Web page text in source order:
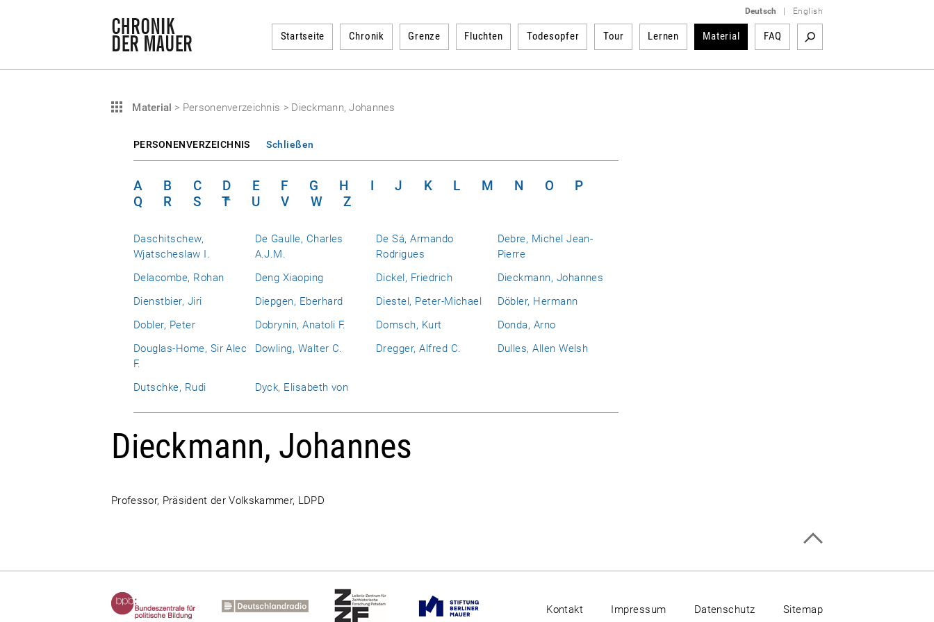
Deutsch English
Startseite Chronik Grenze Fluchten Todesopfer Tour Lernen Material FAQ
Material > Personenverzeichnis > Dieckmann, Johannes
PERSONENVERZEICHNIS Schließen
A B C D E F G H I J K L M N O
P
Q
R S T U V W Z
Daschitschew,
Wjatscheslaw I.
De Gaulle, Charles
A.J.M.
De Sá, Armando
Rodrigues
Debre, Michel Jean-
Pierre
Delacombe, Rohan
Deng Xiaoping Dickel, Friedrich
Dieckmann, Johannes
Dienstbier, Jiri
Diepgen, Eberhard Diestel, Peter-Michael
Döbler, Hermann
Dobler, Peter
Dobrynin, Anatoli F. Domsch, Kurt
Donda, Arno
Douglas-Home, Sir Alec
F.
Dowling, Walter C. Dregger, Alfred C. Dulles, Allen Welsh
Dutschke, Rudi Dyck, Elisabeth von
Dieckmann, Johannes
Professor, Präsident der Volkskammer, LDPD
Kontakt Impressum Datenschutz Sitemap